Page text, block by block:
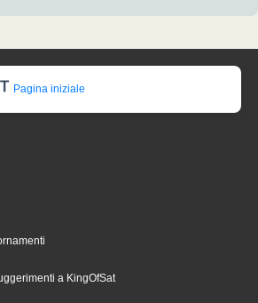
Pagina iniziale
a KingOfSat